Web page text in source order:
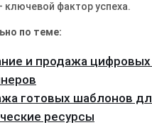
ключевой фактор успеха.
по теме:
и продажа
готовых шаблонов
ресурсы